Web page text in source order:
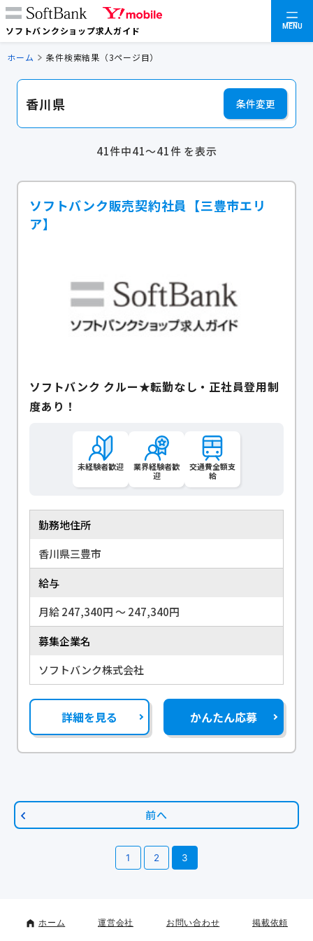
ソフトバンクショップ求人ガイド MENU
ホーム 条件検索結果（3ページ目）
香川県 条件変更
41件中41～41件 を表示
ソフトバンク販売契約社員【三豊市エリ
ア】
ソフトバンク クルー★転勤なし・正社員登用制
度あり！
未経験者歓迎
業界経験者歓
迎
交通費全額支
給
勤務地住所
香川県三豊市
給与
月給 247,340円 〜 247,340円
募集企業名
ソフトバンク株式会社
詳細を見る かんたん応募
前へ
1 2 3
ホーム 運営会社 お問い合わせ 掲載依頼